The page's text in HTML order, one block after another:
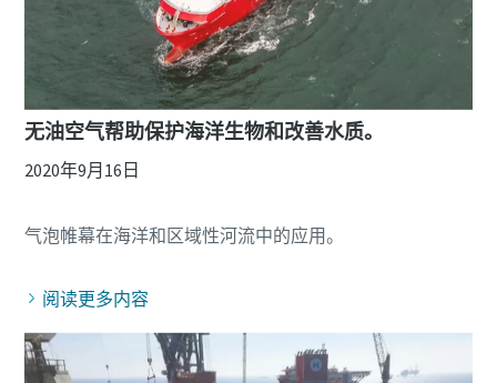
无油空气帮助保护海洋生物和改善水质。
2020年9月16日
阅读更多内容